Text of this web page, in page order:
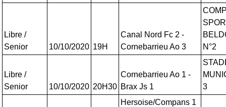
Libre /
Senior
10/10/2020 19H
Canal Nord Fc 2 -
Cornebarrieu Ao 3
N°2
Libre /
Senior
10/10/2020 20H30
Cornebarrieu Ao 1 -
Brax Js 1
3
Hersoise/Compans 1